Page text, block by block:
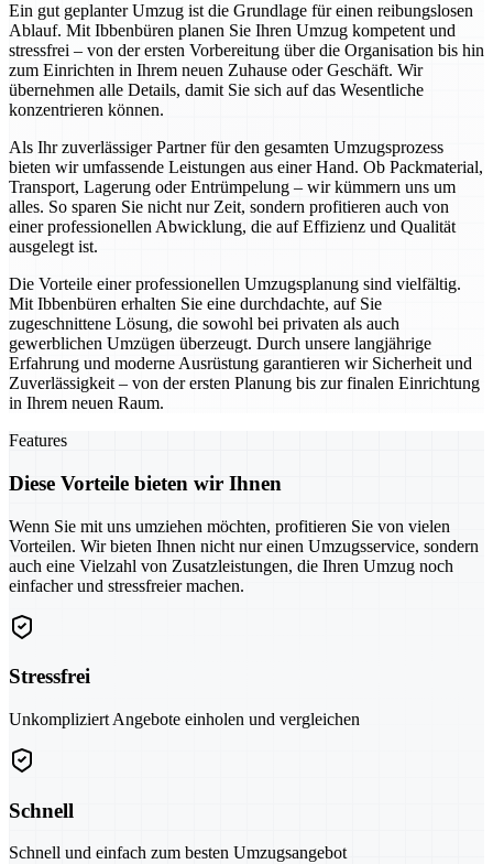
Ein gut geplanter Umzug ist die Grundlage für einen reibungslosen
Ablauf. Mit Ibbenbüren planen Sie Ihren Umzug kompetent und
stressfrei – von der ersten Vorbereitung über die Organisation bis hin
zum Einrichten in Ihrem neuen Zuhause oder Geschäft. Wir
übernehmen alle Details, damit Sie sich auf das Wesentliche
konzentrieren können.
Als Ihr zuverlässiger Partner für den gesamten Umzugsprozess
bieten wir umfassende Leistungen aus einer Hand. Ob Packmaterial,
Transport, Lagerung oder Entrümpelung – wir kümmern uns um
alles. So sparen Sie nicht nur Zeit, sondern profitieren auch von
einer professionellen Abwicklung, die auf Effizienz und Qualität
ausgelegt ist.
Die Vorteile einer professionellen Umzugsplanung sind vielfältig.
Mit Ibbenbüren erhalten Sie eine durchdachte, auf Sie
zugeschnittene Lösung, die sowohl bei privaten als auch
gewerblichen Umzügen überzeugt. Durch unsere langjährige
Erfahrung und moderne Ausrüstung garantieren wir Sicherheit und
Zuverlässigkeit – von der ersten Planung bis zur finalen Einrichtung
in Ihrem neuen Raum.
Features
Diese Vorteile bieten wir Ihnen
Wenn Sie mit uns umziehen möchten, profitieren Sie von vielen
Vorteilen. Wir bieten Ihnen nicht nur einen Umzugsservice, sondern
auch eine Vielzahl von Zusatzleistungen, die Ihren Umzug noch
einfacher und stressfreier machen.
Stressfrei
Unkompliziert Angebote einholen und vergleichen
Schnell
Schnell und einfach zum besten Umzugsangebot